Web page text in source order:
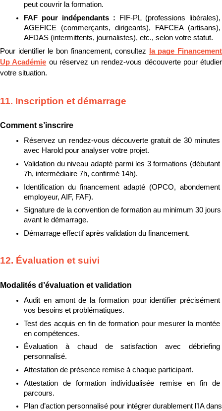
peut couvrir la formation.
FAF pour indépendants :
FIF-PL (professions libérales),
AGEFICE (commerçants, dirigeants), FAFCEA (artisans),
AFDAS (intermittents, journalistes), etc., selon votre statut.
Pour identifier le bon financement, consultez
la page Financement
Up Académie ou réservez un rendez-vous découverte pour étudier
votre situation.
11. Inscription et démarrage
Comment s’inscrire
Réservez un rendez-vous découverte gratuit de 30 minutes
avec Harold pour analyser votre projet.
Validation du niveau adapté parmi les 3 formations (débutant
7h, intermédiaire 7h, confirmé 14h).
Identification du financement adapté (OPCO, abondement
employeur, AIF, FAF).
Signature de la convention de formation au minimum 30 jours
avant le démarrage.
Démarrage effectif après validation du financement.
12. Évaluation et suivi
Modalités d’évaluation et validation
Audit en amont de la formation pour identifier précisément
vos besoins et problématiques.
Test des acquis en fin de formation pour mesurer la montée
en compétences.
Évaluation à chaud de satisfaction avec débriefing
personnalisé.
Attestation de présence remise à chaque participant.
Attestation de formation individualisée remise en fin de
parcours.
Plan d’action personnalisé pour intégrer durablement l’IA dans